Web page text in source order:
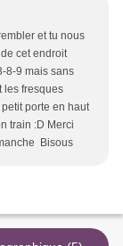
et tu nous
cet endroit
8-9 mais sans
les fresques
porte en haut
train :D Merci
Bisous